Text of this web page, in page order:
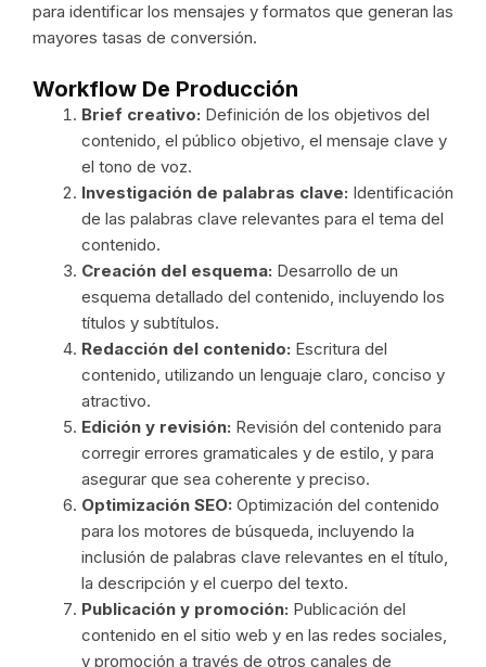
para identificar los mensajes y formatos que generan las
mayores tasas de conversión.
Workflow De Producción
Brief creativo: Definición de los objetivos del
contenido, el público objetivo, el mensaje clave y
el tono de voz.
Investigación de palabras clave: Identificación
de las palabras clave relevantes para el tema del
contenido.
Creación del esquema: Desarrollo de un
esquema detallado del contenido, incluyendo los
títulos y subtítulos.
Redacción del contenido: Escritura del
contenido, utilizando un lenguaje claro, conciso y
atractivo.
Edición y revisión: Revisión del contenido para
corregir errores gramaticales y de estilo, y para
asegurar que sea coherente y preciso.
Optimización SEO: Optimización del contenido
para los motores de búsqueda, incluyendo la
inclusión de palabras clave relevantes en el título,
la descripción y el cuerpo del texto.
Publicación y promoción: Publicación del
contenido en el sitio web y en las redes sociales,
y promoción a través de otros canales de